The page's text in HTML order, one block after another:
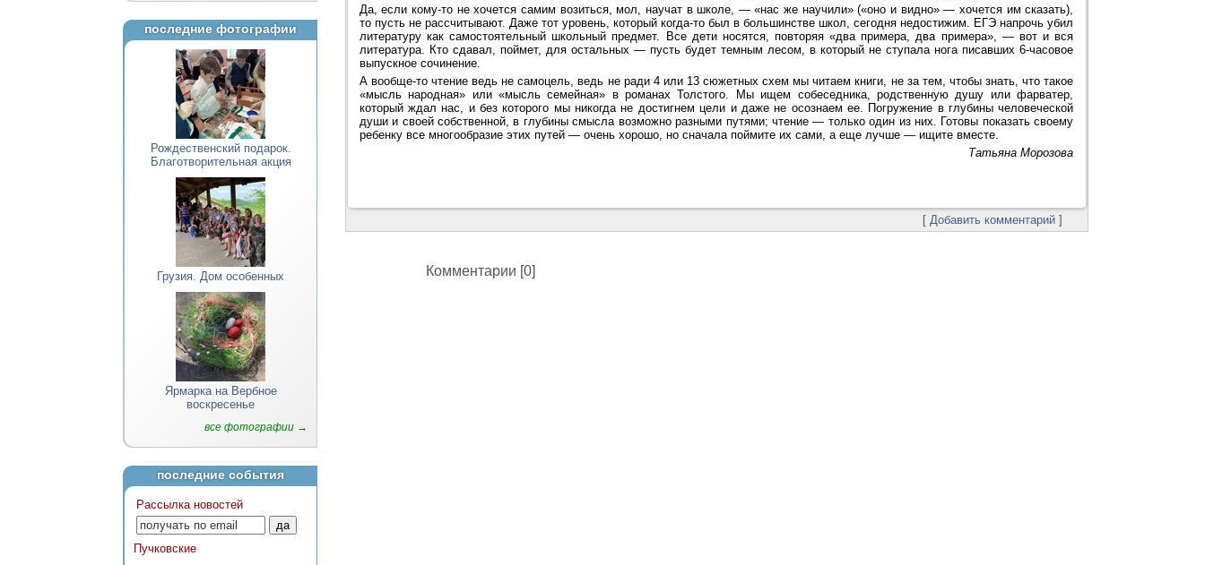
последние фотографии
Рождественский подарок.
Благотворительная акция
Грузия. Дом особенных
Ярмарка на Вербное
воскресенье
все фотографии →
последние события
Рассылка новостей
Пучковские
Да, если кому-то не хочется самим возиться, мол, научат в школе, — «нас же научили» («оно и видно» — хочется им сказать),
то пусть не рассчитывают. Даже тот уровень, который когда-то был в большинстве школ, сегодня недостижим. ЕГЭ напрочь убил
литературу как самостоятельный школьный предмет. Все дети носятся, повторяя «два примера, два примера», — вот и вся
литература. Кто сдавал, поймет, для остальных — пусть будет темным лесом, в который не ступала нога писавших 6-часовое
выпускное сочинение.
А вообще-то чтение ведь не самоцель, ведь не ради 4 или 13 сюжетных схем мы читаем книги, не за тем, чтобы знать, что такое
«мысль народная» или «мысль семейная» в романах Толстого. Мы ищем собеседника, родственную душу или фарватер,
который ждал нас, и без которого мы никогда не достигнем цели и даже не осознаем ее. Погружение в глубины человеческой
души и своей собственной, в глубины смысла возможно разными путями; чтение — только один из них. Готовы показать своему
ребенку все многообразие этих путей — очень хорошо, но сначала поймите их сами, а еще лучше — ищите вместе.
Татьяна Морозова
[ Добавить комментарий]
Комментарии [0]